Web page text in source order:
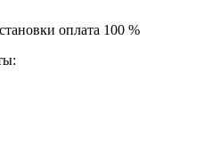
оплата 100 %